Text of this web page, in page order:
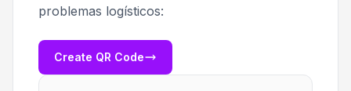
problemas logísticos:
Create QR Code